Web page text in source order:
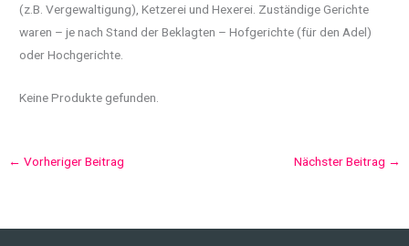
(z.B. Vergewaltigung), Ketzerei und Hexerei. Zuständige Gerichte
waren – je nach Stand der Beklagten – Hofgerichte (für den Adel)
oder Hochgerichte.
Keine Produkte gefunden.
← Vorheriger Beitrag Nächster Beitrag →